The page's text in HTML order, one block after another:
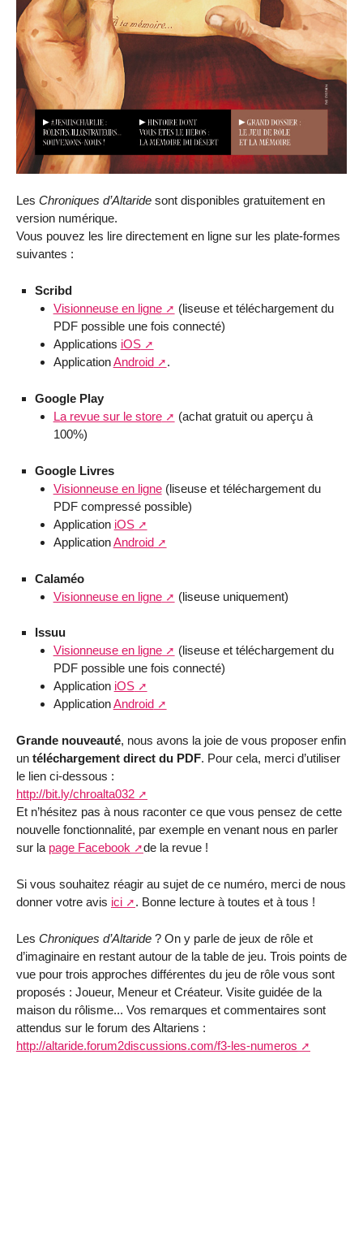
Les Chroniques d’Altaride sont disponibles gratuitement en
version numérique.
Vous pouvez les lire directement en ligne sur les plate-formes
suivantes :
Scribd
Visionneuse en ligne
(liseuse et téléchargement du
PDF possible une fois connecté)
Applications iOS
ApplicationAndroid .
Google Play
La revue sur le store
(achat gratuit ou aperçu à
100%)
Google Livres
Visionneuse en ligne(liseuse et téléchargement du
PDF compressé possible)
Application iOS
ApplicationAndroid
Calaméo
Visionneuse en ligne
(liseuse uniquement)
Issuu
Visionneuse en ligne
(liseuse et téléchargement du
PDF possible une fois connecté)
Application iOS
ApplicationAndroid
Grande nouveauté, nous avons la joie de vous proposer enfin
un téléchargement direct du PDF. Pour cela, merci d’utiliser
le lien ci-dessous :
http://bit.ly/chroalta032
Et n’hésitez pas à nous raconter ce que vous pensez de cette
nouvelle fonctionnalité, par exemple en venant nous en parler
sur la page Facebook de la revue !
Si vous souhaitez réagir au sujet de ce numéro, merci de nous
donner votre avis ici . Bonne lecture à toutes et à tous !
Les Chroniques d’Altaride ? On y parle de jeux de rôle et
d’imaginaire en restant autour de la table de jeu. Trois points de
vue pour trois approches différentes du jeu de rôle vous sont
proposés : Joueur, Meneur et Créateur. Visite guidée de la
maison du rôlisme... Vos remarques et commentaires sont
attendus sur le forum des Altariens :
http://altaride.forum2discussions.com/f3-les-numeros